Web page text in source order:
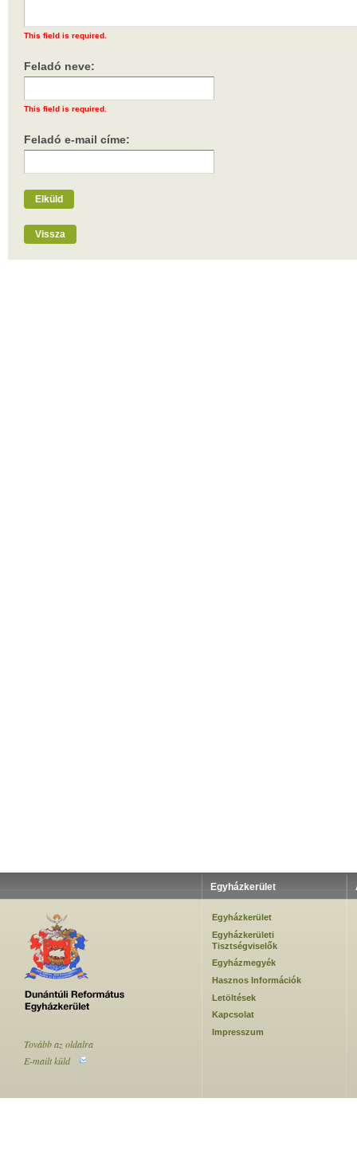
This field is required.
Feladó neve:
This field is required.
Feladó e-mail címe:
Elküld
Vissza
Egyházkerület
Egyházkerület
Egyházkerületi
Tisztségviselők
Egyházmegyék
Hasznos Információk
Letöltések
Kapcsolat
Impresszum
Tovább az oldalra
E-mailt küld